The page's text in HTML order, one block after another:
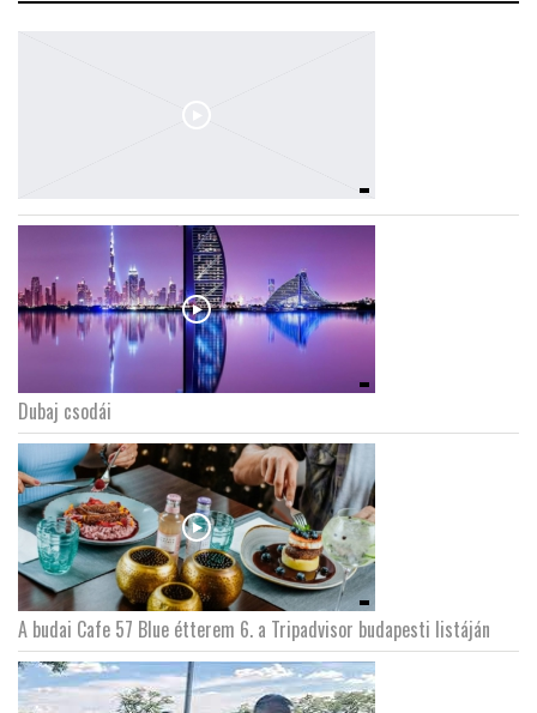
Dubaj csodái
A budai Cafe 57 Blue étterem 6. a Tripadvisor budapesti listáján